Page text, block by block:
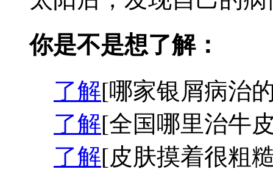
你是不是想了解：
了解[哪家银屑病治
了解[全国哪里治牛
了解[皮肤摸着很粗